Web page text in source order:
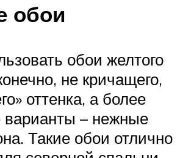
обои
обои желтого
не кричащего,
оттенка, а более
варианты – нежные
Такие обои отлично